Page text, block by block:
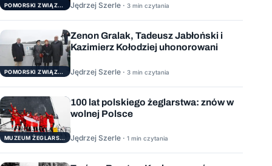
POMORSKI ZWIĄZEK ŻEGLARSKI Jędrzej Szerle · 3 min czytania
POMORSKI ZWIĄZEK ŻEGLARSKI
Zenon Gralak, Tadeusz Jabłoński i
Kazimierz Kołodziej uhonorowani
Jędrzej Szerle · 3 min czytania
MUZEUM ŻEGLARSTWA POMORSKIEGO
100 lat polskiego żeglarstwa: znów w
wolnej Polsce
Jędrzej Szerle · 1 min czytania